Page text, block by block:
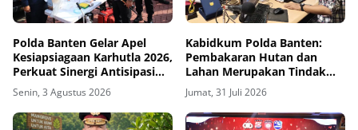
Polda Banten Gelar Apel
Kesiapsiagaan Karhutla 2026,
Perkuat Sinergi Antisipasi
Bencana
Senin, 3 Agustus 2026
Kabidkum Polda Banten:
Pembakaran Hutan dan
Lahan Merupakan Tindak
Pidana, Pelaku Akan
Ditindak Tegas
Jumat, 31 Juli 2026